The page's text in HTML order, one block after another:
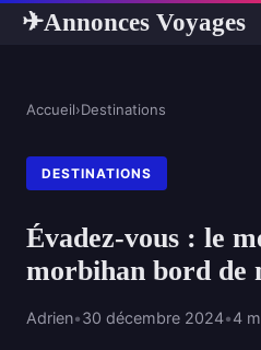
✈Annonces Voyages
Accueil›Destinations
DESTINATIONS
Évadez-vous : le
morbihan bord de
Adrien•30 décembre 2024•4